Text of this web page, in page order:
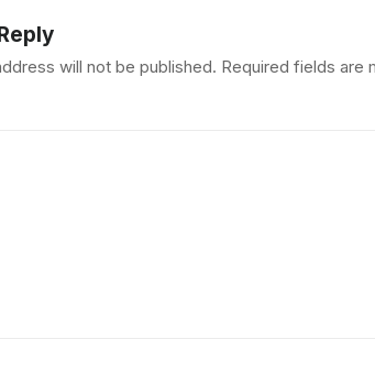
will not be published. Required fields are